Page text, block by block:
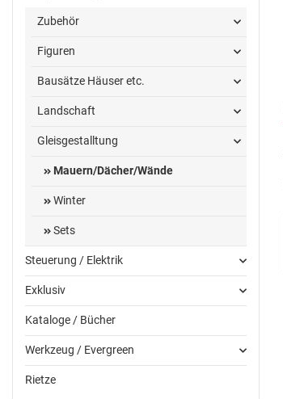
Zubehör
Figuren
Bausätze Häuser etc.
Landschaft
Gleisgestalltung
Mauern/Dächer/Wände
Winter
Sets
Steuerung / Elektrik
Exklusiv
Kataloge / Bücher
Werkzeug / Evergreen
Rietze